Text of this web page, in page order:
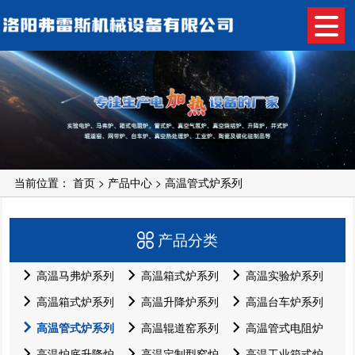
当前位置： 首页> 产品中心> 高温管式炉系列
产品分类
高温马弗炉系列 高温箱式炉系列
高温实验炉系列
高温箱式炉系列
高温升降炉系列
高温台车炉系列
高温管式炉系列
高温辊道窑系列
高温管式电阻炉